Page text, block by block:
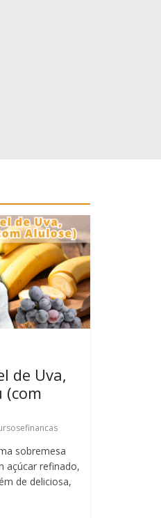
de Uva,
(com
sobremesa
açúcar refinado,
de deliciosa,